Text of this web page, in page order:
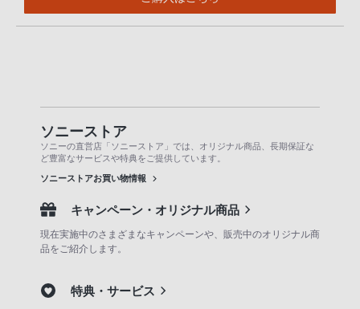
ソニーストア
ソニーの直営店「ソニーストア」では、オリジナル商品、長期保証な
ど豊富なサービスや特典をご提供しています。
ソニーストアお買い物情報
キャンペーン・オリジナル商品
現在実施中のさまざまなキャンペーンや、販売中のオリジナル商
品をご紹介します。
特典・サービス